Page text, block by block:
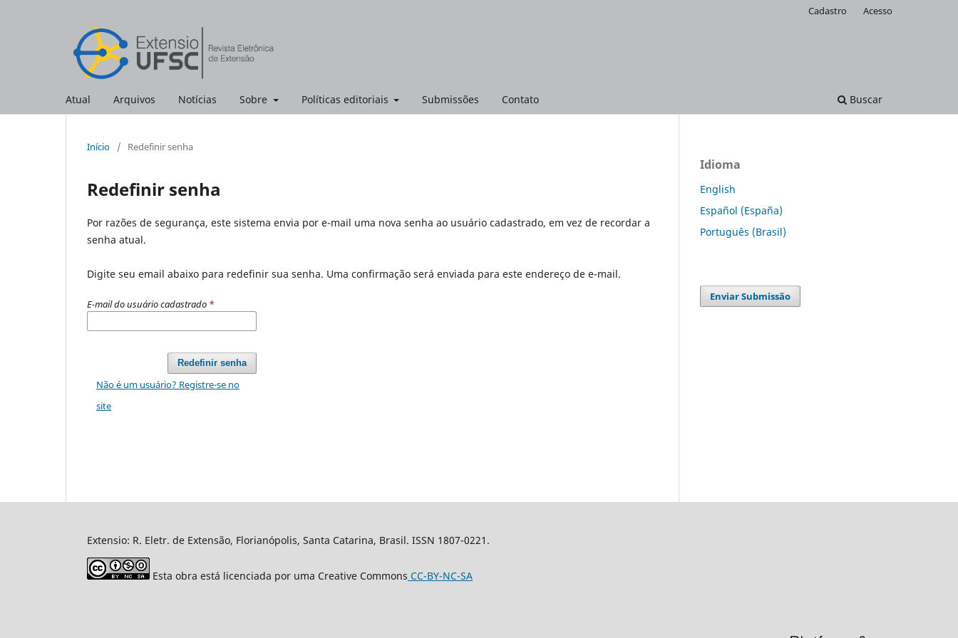
Atual Arquivos Notícias Sobre Políticas editoriais Submissões Contato Buscar
Cadastro Acesso
Início / Redefinir senha
Redefinir senha
Por razões de segurança, este sistema envia por e-mail uma nova senha ao usuário cadastrado, em vez de recordar a
senha atual.
Digite seu email abaixo para redefinir sua senha. Uma confirmação será enviada para este endereço de e-mail.
E-mail do usuário cadastrado *
Redefinir senha
Não é um usuário? Registre-se no
site
Idioma
English
Español (España)
Português (Brasil)
Enviar Submissão
Extensio: R. Eletr. de Extensão, Florianópolis, Santa Catarina, Brasil. ISSN 1807-0221.
Esta obra está licenciada por uma Creative Commons CC-BY-NC-SA